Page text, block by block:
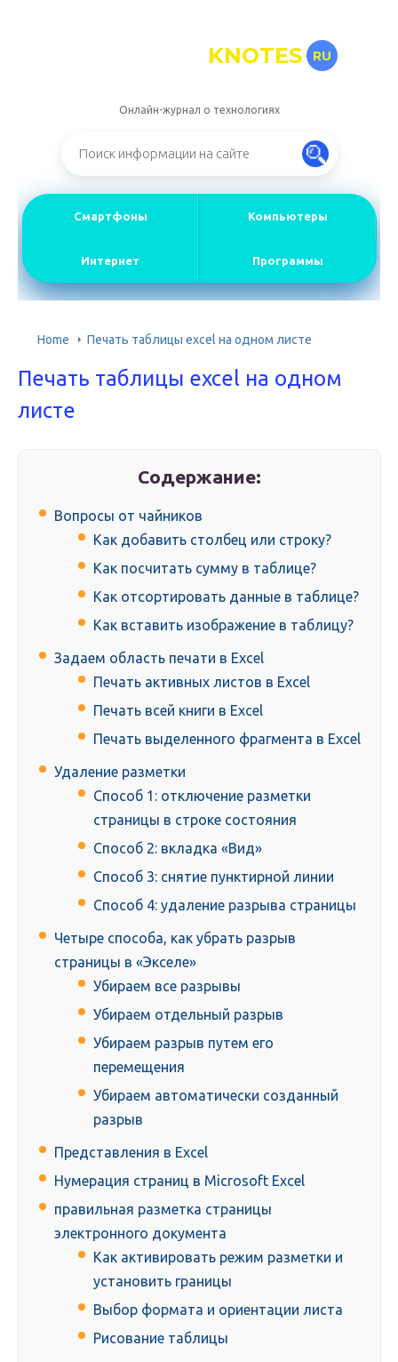
KNOTES RU
Онлайн-журнал о технологиях
Смартфоны Компьютеры
Интернет Программы
Home Печать таблицы excel на одном листе
Печать таблицы excel на одном
листе
Содержание:
Вопросы от чайников
Как добавить столбец или строку?
Как посчитать сумму в таблице?
Как отсортировать данные в таблице?
Как вставить изображение в таблицу?
Задаем область печати в Excel
Печать активных листов в Excel
Печать всей книги в Excel
Печать выделенного фрагмента в Excel
Удаление разметки
Способ 1: отключение разметки
страницы в строке состояния
Способ 2: вкладка «Вид»
Способ 3: снятие пунктирной линии
Способ 4: удаление разрыва страницы
Четыре способа, как убрать разрыв
страницы в «Экселе»
Убираем все разрывы
Убираем отдельный разрыв
Убираем разрыв путем его
перемещения
Убираем автоматически созданный
разрыв
Представления в Excel
Нумерация страниц в Microsoft Excel
правильная разметка страницы
электронного документа
Как активировать режим разметки и
установить границы
Выбор формата и ориентации листа
Рисование таблицы